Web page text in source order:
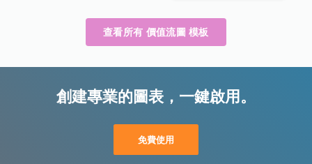
查看所有 價值流圖 模板
創建專業的圖表，一鍵啟用。
免費使用